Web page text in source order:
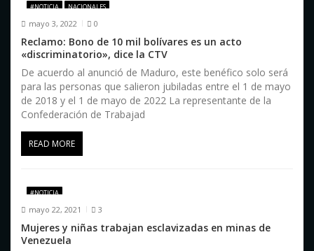
e
e
n
t
r
a
d
a
s
#NOTICIA NACIONALES
mayo 3, 2022 0
Reclamo: Bono de 10 mil bolívares es un acto
«discriminatorio», dice la CTV
De acuerdo al anunció de Maduro, este benéfico solo será
para las personas que salieron jubiladas entre el 1 de mayo
de 2018 y el 1 de mayo de 2022 La representante de la
Confederación de Trabajad
READ MORE
#NOTICIA
mayo 22, 2021 3
Mujeres y niñas trabajan esclavizadas en minas de
Venezuela